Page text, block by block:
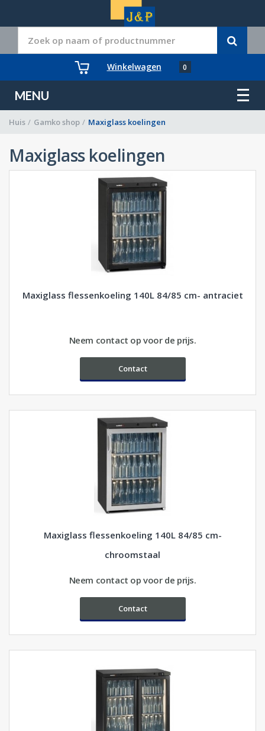
Winkelwagen 0
MENU
Huis / Gamko shop / Maxiglass koelingen
Maxiglass koelingen
Maxiglass flessenkoeling 140L 84/85 cm- antraciet
Neem contact op voor de prijs.
Contact
Maxiglass flessenkoeling 140L 84/85 cm-
chroomstaal
Neem contact op voor de prijs.
Contact